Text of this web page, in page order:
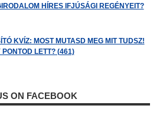
HÍRES IFJÚSÁGI REGÉNYEIT?
KVÍZ: MOST MUTASD MEG MIT TUDSZ!
LETT? (461)
ON FACEBOOK